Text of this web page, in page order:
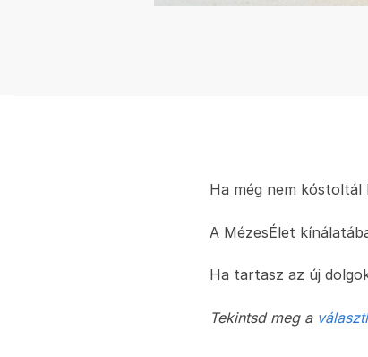
Ha még nem kóstoltál
A MézesÉlet
Ha tartasz az új
Tekintsd meg a